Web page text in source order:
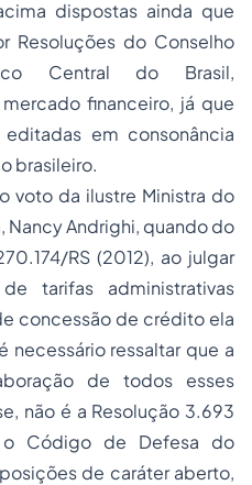
dispostas ainda que
Resoluções do Conselho
Central do Brasil,
financeiro, já que
em consonância
brasileiro.
voto da ilustre Ministra do
Nancy Andrighi, quando do
RS (2012), ao julgar
tarifas administrativas
concessão de crédito ela
necessário ressaltar que a
de todos esses
não é a Resolução 3.693
Código de Defesa do
de caráter aberto,